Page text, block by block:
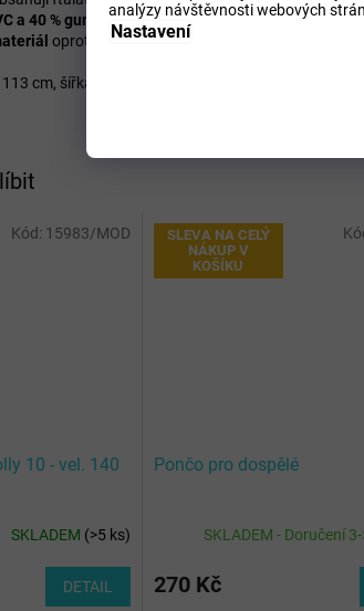
analýzy návštěvnosti webových
Nastavení
10 - vel. 140
SKLADEM (>5 ks)
DETAIL
Kód: 15983/MOD
SLEVA NA CELÝ
NÁKUP V
KOŠÍKU
Pončo pro dospělé
SKLADEM - Doručení
270 Kč
a 40 % guma
oproti ‚‚běžným" pláštěnkám, jen tak se
cm, šířka: 69 cm, délka rukávu: 74 cm